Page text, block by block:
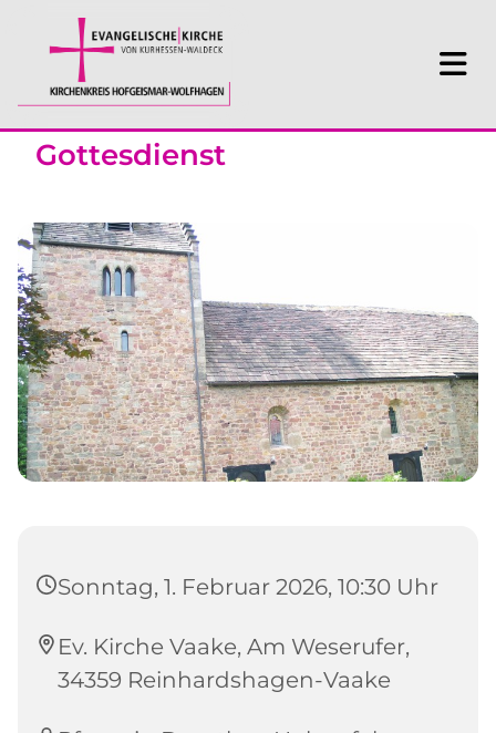
Gottesdienst
Sonntag, 1. Februar 2026, 10:30 Uhr
Ev. Kirche Vaake, Am Weserufer,
34359 Reinhardshagen-Vaake